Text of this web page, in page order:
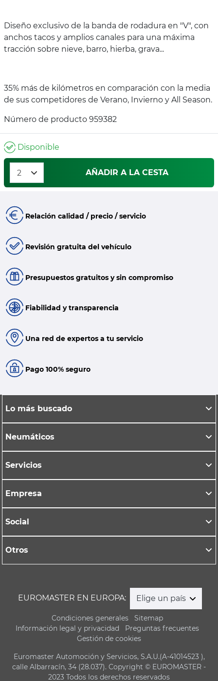
Diseño exclusivo de la banda de rodadura en "V", con
anchos tacos y amplios canales para una máxima
tracción sobre nieve, barro, hierba, grava...
35% más de kilómetros en comparación con la media
de sus competidores de Verano, Invierno y All Season.
Número de producto 959382
Disponible
AÑADIR A LA CESTA
Relación calidad / precio / servicio
Revisión gratuita del vehículo
Presupuestos gratuitos y sin compromiso
Fiabilidad y transparencia
Una red de expertos a tu servicio
Pago 100% seguro
Lo más buscado
Neumáticos
Servicios
Empresa
Social
Otros
EUROMASTER EN EUROPA: Elige un país
Condiciones generales
Sitemap
Información legal y privacidad
Preguntas frecuentes
Gestión de cookies
Euromaster Automoción y Servicios, S.A.U.(A-41014523 ),
calle Albarracín, 34 (28.037). Copyright © EUROMASTER -
2023 Todos los derechos reservados